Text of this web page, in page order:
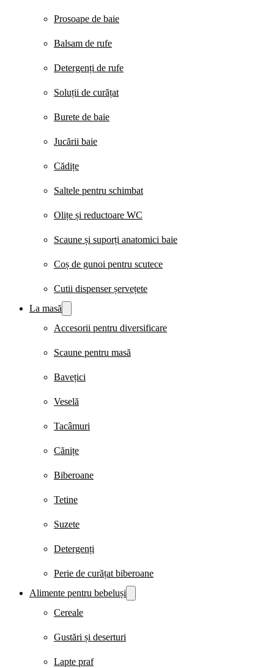
Prosoape de baie
Balsam de rufe
Detergenți de rufe
Soluții de curățat
Burete de baie
Jucării baie
Cădițe
Saltele pentru schimbat
Olițe și reductoare WC
Scaune și suporți anatomici baie
Coș de gunoi pentru scutece
Cutii dispenser șervețete
La masă
Accesorii pentru diversificare
Scaune pentru masă
Bavețici
Veselă
Tacâmuri
Cănițe
Biberoane
Tetine
Suzete
Detergenți
Perie de curățat biberoane
Alimente pentru bebeluși
Cereale
Gustări și deserturi
Lapte praf